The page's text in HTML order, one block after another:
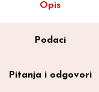
Opis
Podaci
Pitanja i odgovori